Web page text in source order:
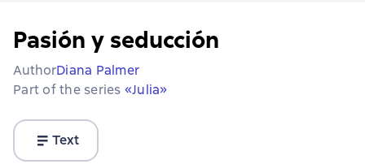
Pasión y seducción
AuthorDiana Palmer
Part of the series «Julia»
Text